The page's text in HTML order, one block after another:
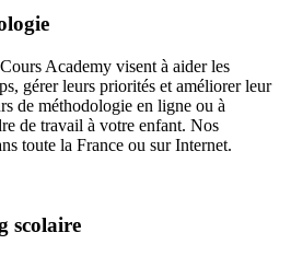
Academy visent à aider les
gérer leurs priorités et améliorer leur
de méthodologie en ligne ou à
de travail à votre enfant. Nos
toute la France ou sur Internet.
scolaire